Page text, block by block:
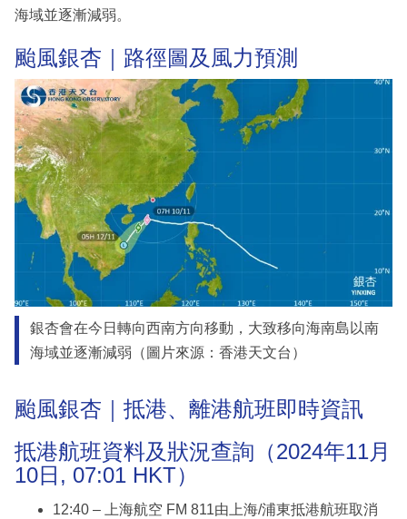
區
海域並逐漸減弱。
颱風銀杏｜路徑圖及風力預測
銀杏會在今日轉向西南方向移動，大致移向海南島以南
海域並逐漸減弱（圖片來源：香港天文台）
颱風銀杏｜抵港、離港航班即時資訊
抵港航班資料及狀況查詢（2024年11月
10日, 07:01 HKT）
12:40 – 上海航空 FM 811由上海/浦東抵港航班取消